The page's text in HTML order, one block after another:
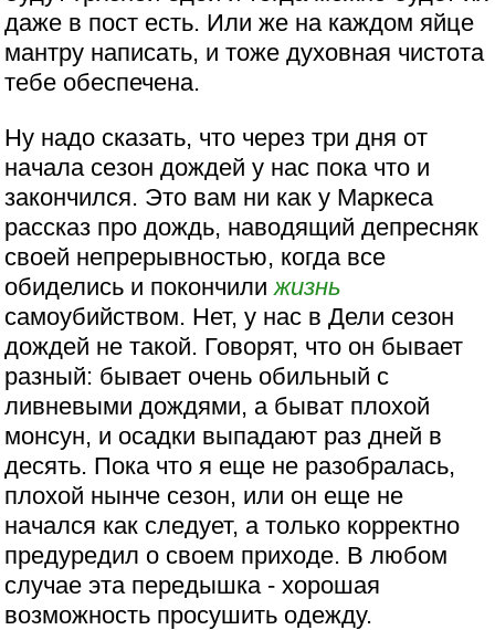
даже в пост есть. Или же на каждом яйце
мантру написать, и тоже духовная чистота
тебе обеспечена.
Ну надо сказать, что через три дня от
начала сезон дождей у нас пока что и
закончился. Это вам ни как у Маркеса
рассказ про дождь, наводящий депресняк
своей непрерывностью, когда все
обиделись и покончилижизнь
самоубийством. Нет, у нас в Дели сезон
дождей не такой. Говорят, что он бывает
разный: бывает очень обильный с
ливневыми дождями, а быват плохой
монсун, и осадки выпадают раз дней в
десять. Пока что я еще не разобралась,
плохой нынче сезон, или он еще не
начался как следует, а только корректно
предуредил о своем приходе. В любом
случае эта передышка - хорошая
возможность просушить одежду.